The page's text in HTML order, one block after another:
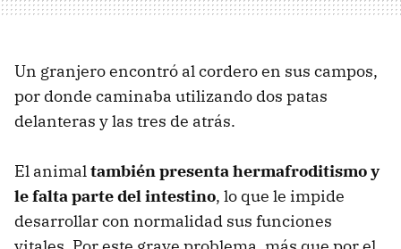
Un granjero encontró al cordero en sus campos,
por donde caminaba utilizando dos patas
delanteras y las tres de atrás.
El animaltambién presenta hermafroditismo y
le falta parte del intestino, lo que le impide
desarrollar con normalidad sus funciones